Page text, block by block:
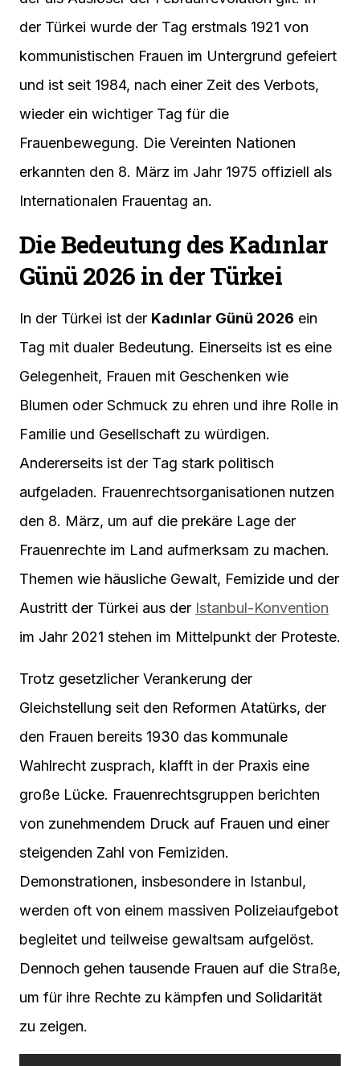
der Türkei wurde der Tag erstmals 1921 von
kommunistischen Frauen im Untergrund gefeiert
und ist seit 1984, nach einer Zeit des Verbots,
wieder ein wichtiger Tag für die
Frauenbewegung. Die Vereinten Nationen
erkannten den 8. März im Jahr 1975 offiziell als
Internationalen Frauentag an.
Die Bedeutung des Kadınlar
Günü 2026 in der Türkei
In der Türkei ist der Kadınlar Günü 2026 ein
Tag mit dualer Bedeutung. Einerseits ist es eine
Gelegenheit, Frauen mit Geschenken wie
Blumen oder Schmuck zu ehren und ihre Rolle in
Familie und Gesellschaft zu würdigen.
Andererseits ist der Tag stark politisch
aufgeladen. Frauenrechtsorganisationen nutzen
den 8. März, um auf die prekäre Lage der
Frauenrechte im Land aufmerksam zu machen.
Themen wie häusliche Gewalt, Femizide und der
Austritt der Türkei aus der Istanbul-Konvention
im Jahr 2021 stehen im Mittelpunkt der Proteste.
Trotz gesetzlicher Verankerung der
Gleichstellung seit den Reformen Atatürks, der
den Frauen bereits 1930 das kommunale
Wahlrecht zusprach, klafft in der Praxis eine
große Lücke. Frauenrechtsgruppen berichten
von zunehmendem Druck auf Frauen und einer
steigenden Zahl von Femiziden.
Demonstrationen, insbesondere in Istanbul,
werden oft von einem massiven Polizeiaufgebot
begleitet und teilweise gewaltsam aufgelöst.
Dennoch gehen tausende Frauen auf die Straße,
um für ihre Rechte zu kämpfen und Solidarität
zu zeigen.